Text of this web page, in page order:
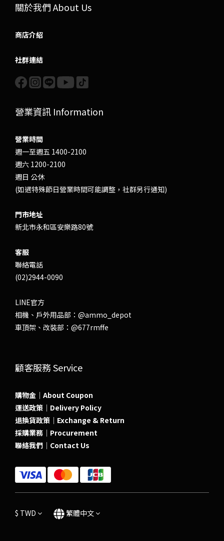
關於我們 About Us
商店介紹
社群連結
營業資訊 Information
營業時間
週一至週五 1400-2100
週六 1200-2100
週日 公休
(如遇特殊節日營業時間可能調整，社群另行通知)
門市地址
新北市永和區安樂路80號
客服
聯絡電話
(02)2944-0090
LINE官方
相機、戶外用品部： @ammo_depot
車頂架、改裝部： @677rmffe
顧客服務 Service
購物金｜About Coupon
運送政策｜Delivery Policy
退換貨政策｜Exchange & Return
採購業務｜Procurement
聯絡我們｜Contact Us
$ TWD 繁體中文